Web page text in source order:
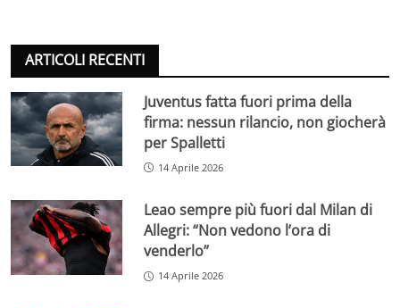
ARTICOLI RECENTI
Juventus fatta fuori prima della
firma: nessun rilancio, non giocherà
per Spalletti
14 Aprile 2026
Leao sempre più fuori dal Milan di
Allegri: “Non vedono l’ora di
venderlo”
14 Aprile 2026